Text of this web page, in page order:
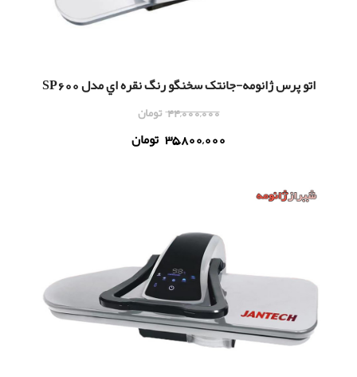
اتو پرس ژانومه-جانتک سخنگو رنگ نقره اي مدل SP600
44,000,000 تومان
35,800,000 تومان